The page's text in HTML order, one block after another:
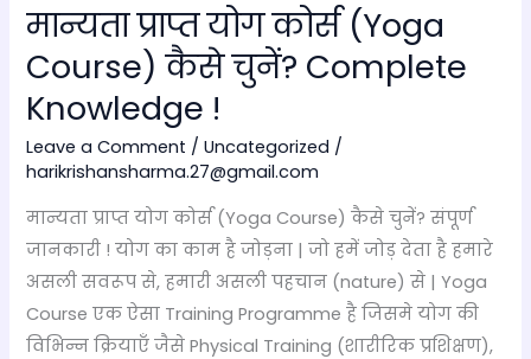
मान्यता प्राप्त योग कोर्स (Yoga
Course) कैसे चुनें? Complete
Knowledge !
Leave a Comment /Uncategorized /
harikrishansharma.27@gmail.com
मान्यता प्राप्त योग कोर्स (Yoga Course) कैसे चुनें? संपूर्ण
जानकारी ! योग का काम है जोड़ना | जो हमें जोड़ देता है हमारे
असली सवरूप से, हमारी असली पहचान (nature) से | Yoga
Course एक ऐसा Training Programme है जिसमे योग की
विभिन्न क्रियाएँ जैसे Physical Training (शारीरिक प्रशिक्षण),